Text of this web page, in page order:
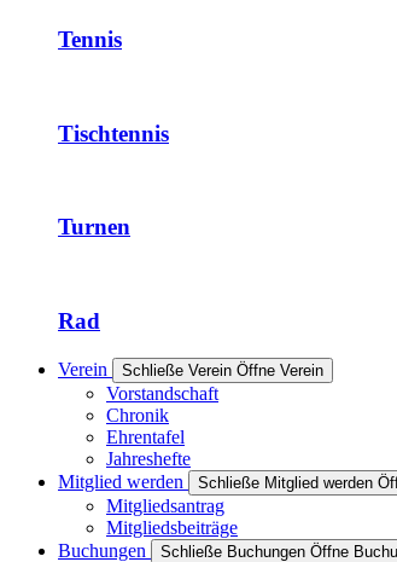
Tennis
Tischtennis
Turnen
Rad
Verein Schließe Verein Öffne Verein
Vorstandschaft
Chronik
Ehrentafel
Jahreshefte
Mitglied werden
Schließe Mitglied werden
Mitgliedsantrag
Mitgliedsbeiträge
Buchungen
Schließe Buchungen Öffne